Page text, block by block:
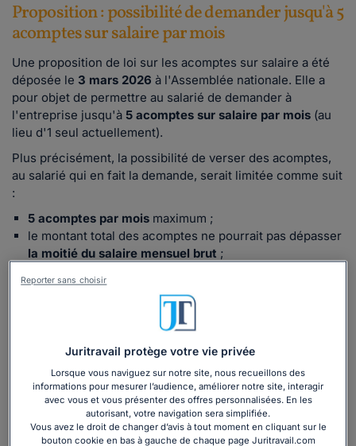
Proposition : possibilité de demander jusqu'à 5
acomptes sur salaire par mois
Une proposition de loi sur les acomptes sur salaire a été
déposée le 3 mars 2026 à l'Assemblée nationale. Elle a
pour objet de permettre au salarié de demander à
l'entreprise jusqu'à 5 acomptes sur salaire par mois (au
lieu d'1 seul actuellement).
Plus précisément, la possibilité de verser des acomptes,
au salarié qui en fait la demande, serait limitée comme suit
:
5 acomptes par mois maximum ;
le montant total des acomptes ne pourrait pas dépasser
la moitié du salaire mensuel brut ;
d'unerémunération déjà acquise
de ce dispositif. En effet, actuellement, l'acompte peut
être versé à partir du 15 du mois, pour un montant limité à
la moitié de la
rémunération
(part de la rémunération déjà
due/acquise).
Voir ci-dessous 👇
Juritravail protège votre vie privée
Lorsque vous naviguez sur notre site, nous recueillons des
informations pour mesurer l’audience, améliorer notre site, interagir
avec vous et vous présenter des offres personnalisées. En les
autorisant, votre navigation sera simplifiée.
Vous avez le droit de changer d’avis à tout moment en cliquant sur le
bouton cookie en bas à gauche de chaque page Juritravail.com
Reporter sans choisir